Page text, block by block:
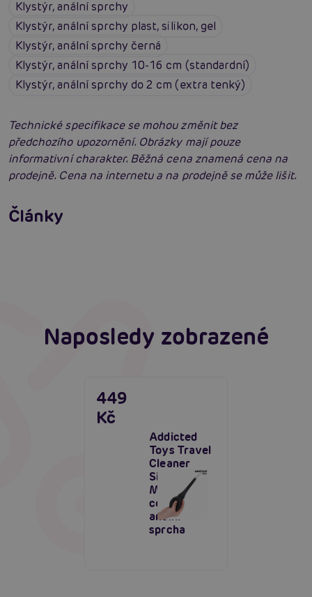
Klystýr, anální sprchy
Klystýr, anální sprchy plast, silikon, gel
Klystýr, anální sprchy černá
Klystýr, anální sprchy 10-16 cm (standardní)
Klystýr, anální sprchy do 2 cm (extra tenký)
Technické specifikace se mohou změnit bez
předchozího upozornění. Obrázky mají pouze
informativní charakter. Běžná cena znamená cena na
prodejně. Cena na internetu a na prodejně se může lišit.
Články
Příprava na anální sex: Tipy krok za krokem
Číst více
Erotická inteligence: Příručka Sexiomů
Naposledy zobrazené
Addicted
Toys Travel
Cleaner
Silicone
Model 3,
cestovní
anální
sprcha
449
Kč